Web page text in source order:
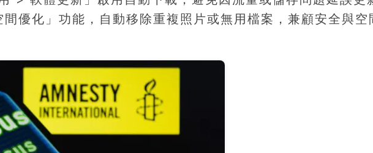
優化」功能，自動移除重複照片或無用檔案，兼顧安全與空